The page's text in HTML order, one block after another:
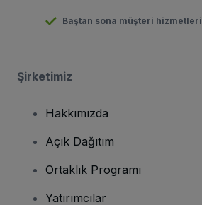
Baştan sona müşteri hizmetleri
Şirketimiz
Hakkımızda
Açık Dağıtım
Ortaklık Programı
Yatırımcılar